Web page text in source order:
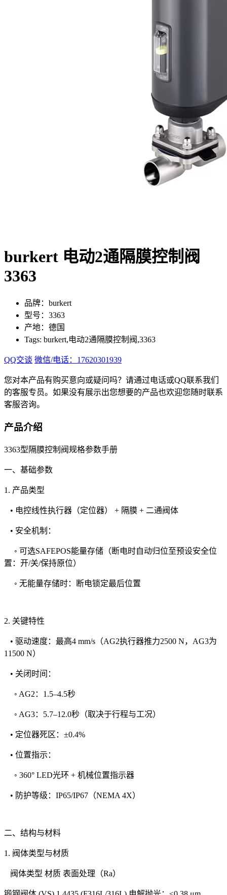
burkert 电动2通隔膜控制阀
3363
品牌：burkert
型号：3363
产地：德国
Tags: burkert,电动2通隔膜控制阀,3363
QQ交谈 微信/电话：17620301939
您对本产品有购买意向或疑问吗？请通过电话或QQ联系我们
的客服专员。如果没有展示出您想要的产品也欢迎您随时联系
客服咨询。
产品介绍
3363型隔膜控制阀规格参数手册
一、基础参数
1. 产品类型
• 电控线性执行器（定位器） + 隔膜 + 二通阀体
• 安全机制：
◦ 可选SAFEPOS能量存储（断电时自动归位至预设安全位
置：开/关/保持原位）
◦ 无能量存储时：断电锁定最后位置
2. 关键特性
• 驱动速度：最高4 mm/s（AG2执行器推力2500 N，AG3为
11500 N）
• 关闭时间：
◦ AG2：1.5–4.5秒
◦ AG3：5.7–12.0秒（取决于行程与工况）
• 定位器死区：±0.4%
• 位置指示：
◦ 360° LED光环 + 机械位置指示器
• 防护等级：IP65/IP67（NEMA 4X）
二、结构与材料
1. 阀体类型与材质
阀体类型 材质 表面处理（Ra）